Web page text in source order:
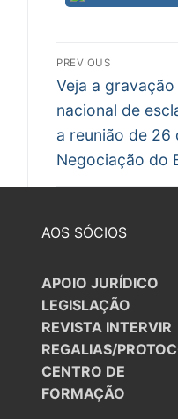
de
artigos
PREVIOUS
Previous
post:
Veja a
nacional de
a reunião de 26
Negociação do
AOS SÓCIOS
APOIO JURÍDICO
LEGISLAÇÃO
REVISTA INTERVIR
REGALIAS/
CENTRO DE
FORMAÇÃO